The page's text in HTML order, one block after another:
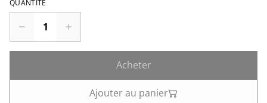
QUANTITÉ
Acheter
Ajouter au panier